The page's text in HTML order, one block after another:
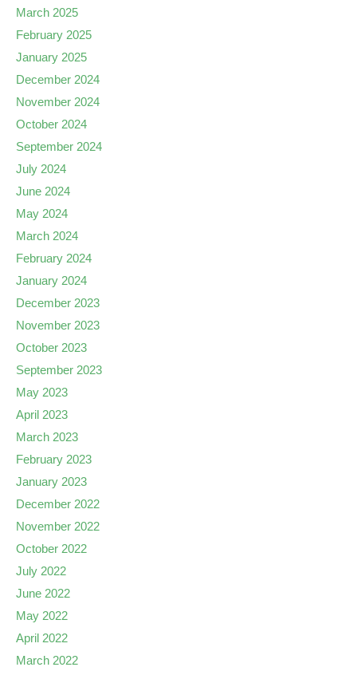
March 2025
February 2025
January 2025
December 2024
November 2024
October 2024
September 2024
July 2024
June 2024
May 2024
March 2024
February 2024
January 2024
December 2023
November 2023
October 2023
September 2023
May 2023
April 2023
March 2023
February 2023
January 2023
December 2022
November 2022
October 2022
July 2022
June 2022
May 2022
April 2022
March 2022